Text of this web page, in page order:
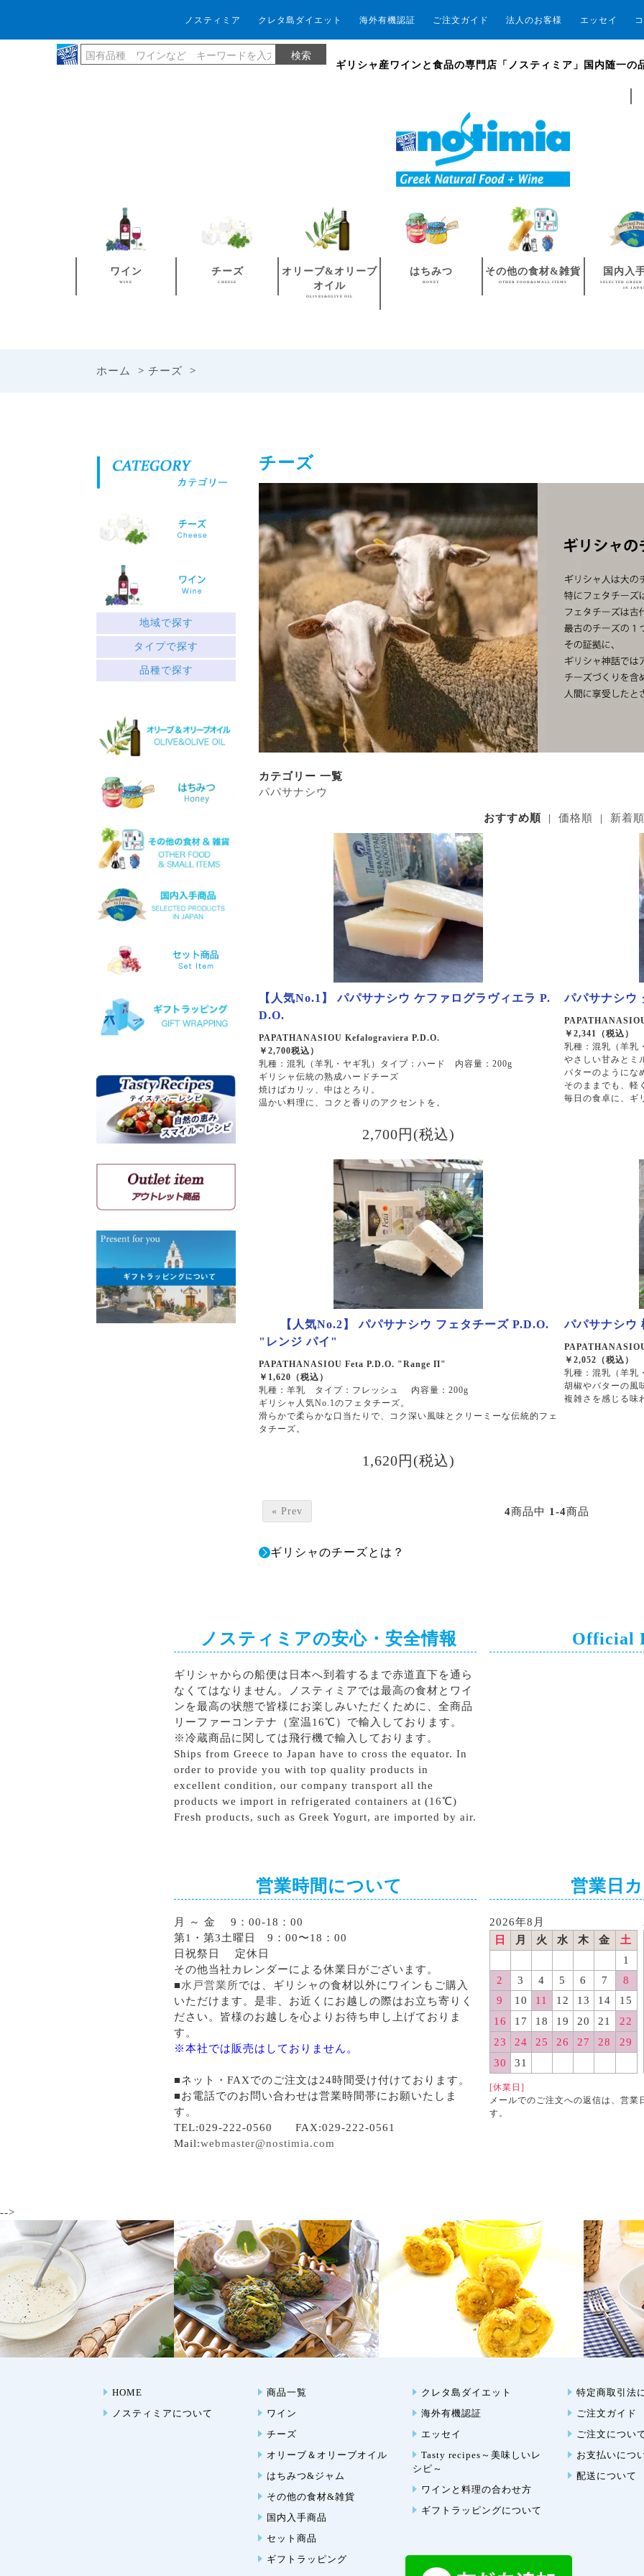
エッセイ
法人のお客様
ご注文ガイド
海外有機認証
クレタ島ダイエット
ノスティミア
ギリシャ産ワインと食品の専門店「ノスティミア」国内随一
ワイン
WINE
チーズ
CHEESE
オリーブ&オリーブ
オイル
OLIVES&OLIVE OIL
はちみつ
HONEY
その他の食材&雑貨
OTHER FOOD&SMALL ITEMS
国内入
SELECTED GREEK
IN
ホーム >チーズ >
チーズ
カテゴリー 一覧
パパサナシウ
おすすめ順 | 価格順 | 新着順
【人気No.1】 パパサナシウ ケファログラヴィエラ P.
D.O.
PAPATHANASIOU Kefalograviera P.D.O.
￥2,700税込）
乳種：混乳（羊乳・ヤギ乳）タイプ：ハード 内容量：200g
ギリシャ伝統の熟成ハードチーズ
焼けばカリッ、中はとろり。
温かい料理に、コクと香りのアクセントを。
2,700円(税込)
パパサナシウ
￥2,341（税込）
乳種：混乳（羊乳
やさしい甘みとミ
バターのようにな
そのままでも、軽
毎日の食卓に、ギ
【人気No.2】 パパサナシウ フェタチーズ P.D.O.
"レンジ パイ"
PAPATHANASIOU Feta P.D.O. "Range Π"
￥1,620（税込）
乳種：羊乳 タイプ：フレッシュ 内容量：200g
ギリシャ人気No.1のフェタチーズ。
滑らかで柔らかな口当たりで、コク深い風味とクリーミーな伝統的フェ
タチーズ。
1,620円(税込)
パパサナシウ
￥2,052（税込）
乳種：混乳（羊
胡椒やバターの風
複雑さを感じる味
« Prev 4商品中 1-4商品
ギリシャのチーズとは？
地域で探す
ギリシャ北部
中央ギリシャ
ペロポネソス半島とイオニ
ア諸島
タイプで探す
赤
├ミディアムボディ
├リッチ
├フルーティー
スパークリング
デザート
ワインセット
品種で探す
サヴァティアノ
アシリティコ
マスカット
キドニツァ
ロボラ
ヴィディアノ
ヴィラナ
マスカットオブスピナ
ガイドゥリア
アイダニ
モスコフィレロ
ゲヴェルツトラミネール
ミュスカ・ブラン・ア・プ
ティ・グラン
クシノマブロ
アギヨルギティコ
マヴロ クンドゥラ オブ キ
ミ
マヴロダフニ
コチファリ
マンディラリ
リャティコ
マヴロトラガノ
リムニョナ
グルナッシュ
シラー
カベルネソーヴィニョン
ノスティミアの安心・安全情報
ギリシャからの船便は日本へ到着するまで赤道直下を通ら
なくてはなりません。ノスティミアでは最高の食材とワイ
ンを最高の状態で皆様にお楽しみいただくために、全商品
リーファーコンテナ（室温16℃）で輸入しております。
※冷蔵商品に関しては飛行機で輸入しております。
Ships from Greece to Japan have to cross the equator. In
order to provide you with top quality products in
excellent condition, our company transport all the
products we import in refrigerated containers at (16℃)
Fresh products, such as Greek Yogurt, are imported by air.
Official
営業時間について
月 ～ 金 9：00-18：00
第1・第3土曜日 9：00〜18：00
日祝祭日 定休日
その他当社カレンダーによる休業日がございます。
■水戸営業所では、ギリシャの食材以外にワインもご購入
いただけます。是非、お近くにお越しの際はお立ち寄りく
ださい。皆様のお越しを心よりお待ち申し上げておりま
す。
※本社では販売はしておりません。
■ネット・FAXでのご注文は24時間受け付けております。
■お電話でのお問い合わせは営業時間帯にお願いたしま
す。
TEL:029-222-0560 FAX:029-222-0561
Mail:webmaster@nostimia.com
営業日
2026年8月
日
月 火 水 木 金
土
1
2
3 4 5 6 7
8
9
10 11 12 13 14
15
16
17 18 19 20 21
22
23
24 25 26 27 28
29
30
31
[休業日]
メールでのご注文への返信は、営
す。
-->
HOME
ノスティミアについて
商品一覧
ワイン
チーズ
オリーブ＆オリーブオイル
はちみつ&ジャム
その他の食材&雑貨
国内入手商品
セット商品
ギフトラッピング
クレタ島ダイエット
海外有機認証
エッセイ
Tasty recipes～美味しいレ
シピ～
ワインと料理の合わせ方
ギフトラッピングについて
特定商取引法
ご注文ガイド
ご注文につい
お支払いにつ
配送について